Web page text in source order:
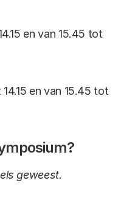
en van 15.45 tot
en van 15.45 tot
geweest.